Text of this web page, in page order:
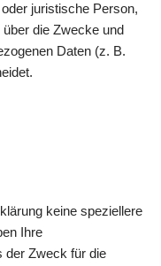
juristische Person,
die Zwecke und
Daten (z. B.
keine speziellere
Ihre
der Zweck für die